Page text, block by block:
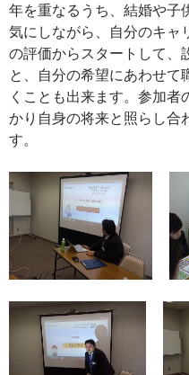
年を重なるうち、結婚や子
気にしながら、自分のキャ
の評価からスタートして、
と、自分の希望にあわせて
くことも出来ます。参加者
かり自身の将来と照らし合
す。